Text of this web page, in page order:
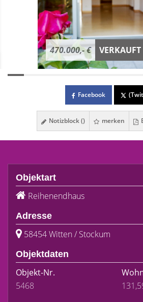
470.000,- € VERKAUFT
Facebook
Notizblock () merken
Objektart
Reihenendhaus
Adresse
58454 Witten / Stockum
Objektdaten
Objekt-Nr.
5468